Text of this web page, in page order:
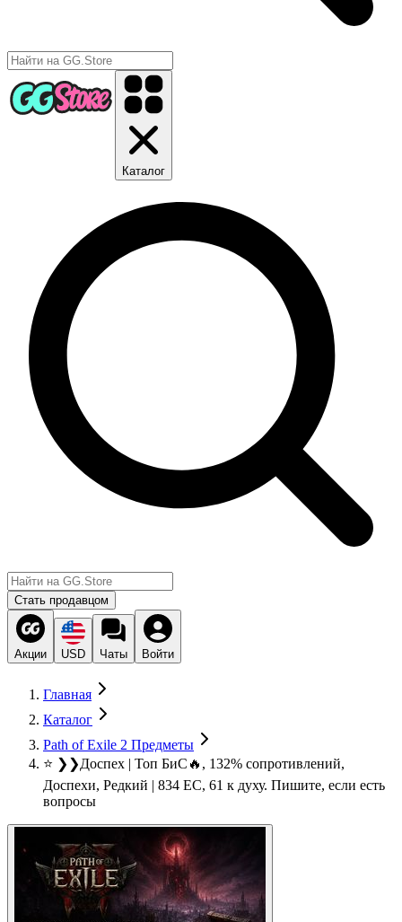
Каталог
Стать продавцом
Акции USD Чаты Войти
Главная
Каталог
Path of Exile 2 Предметы
⭐ ❯❯Доспех | Топ БиС🔥, 132% сопротивлений,
Доспехи, Редкий | 834 EC, 61 к духу. Пишите, если есть
вопросы